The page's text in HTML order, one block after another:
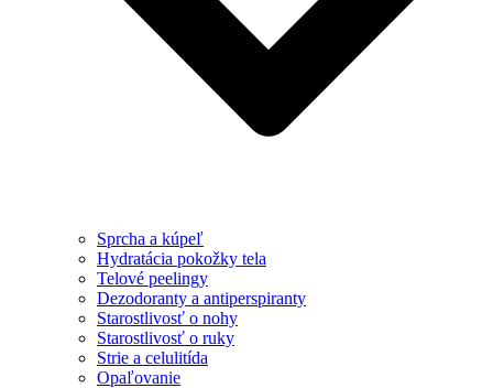
Sprcha a kúpeľ
Hydratácia pokožky tela
Telové peelingy
Dezodoranty a antiperspiranty
Starostlivosť o nohy
Starostlivosť o ruky
Strie a celulitída
Opaľovanie